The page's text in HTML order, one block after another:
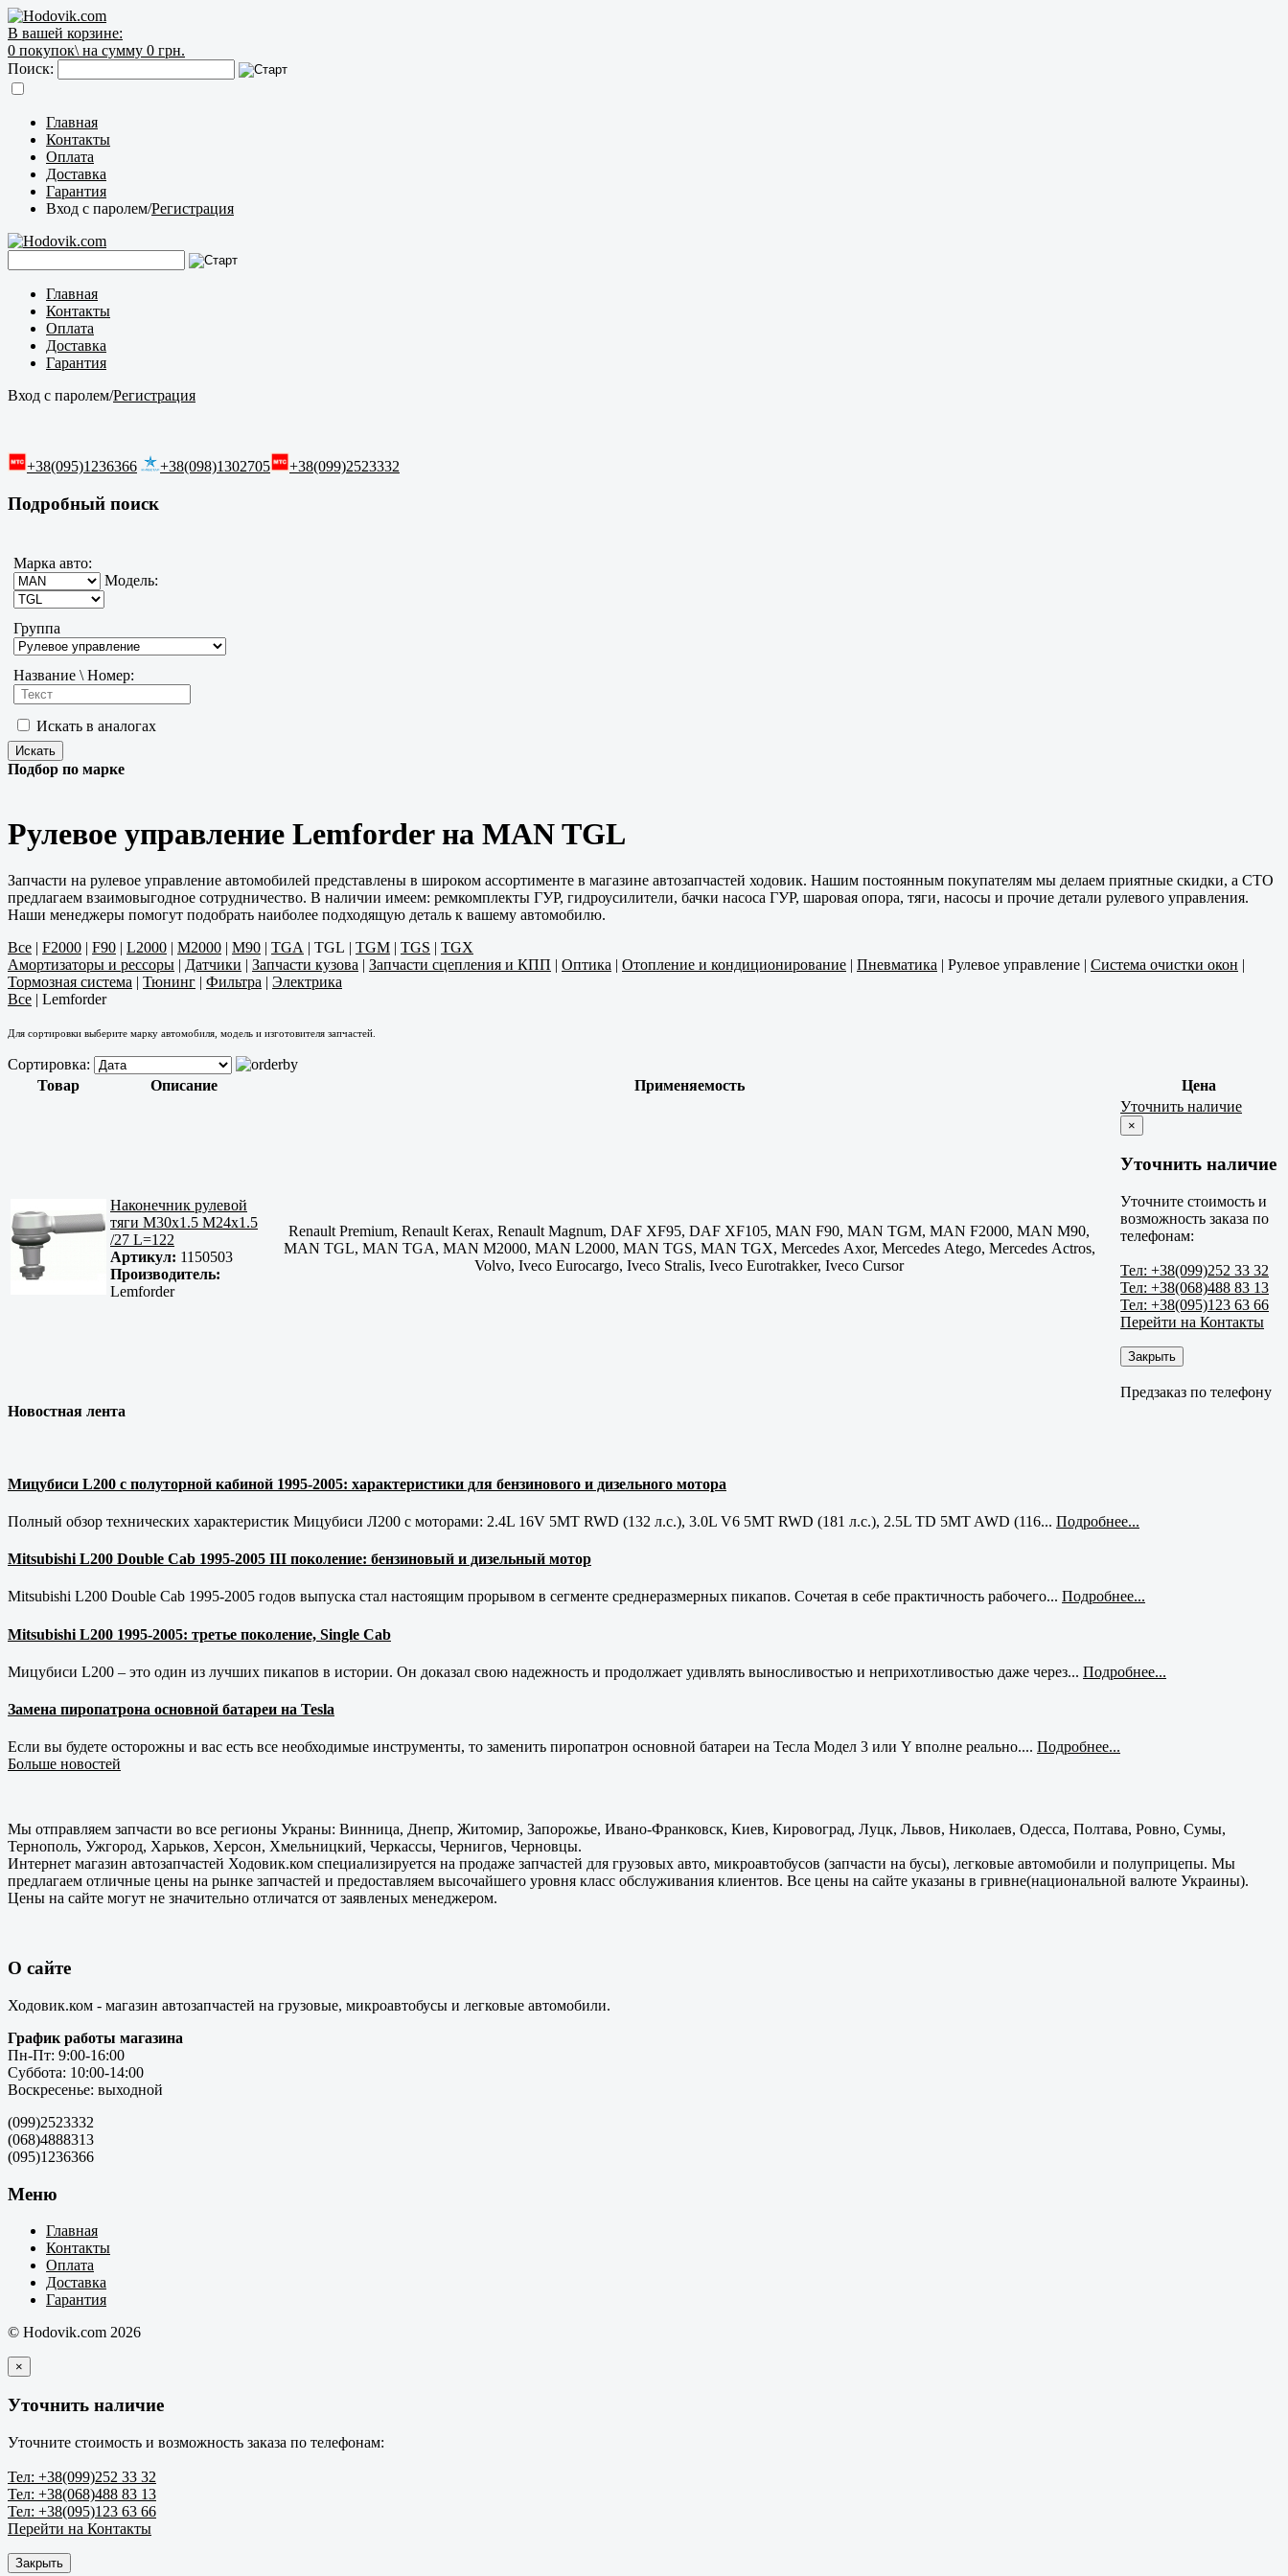
В вашей корзине:
0 покупок\ на сумму 0 грн.
Поиск:
Главная
Контакты
Оплата
Доставка
Гарантия
Вход с паролем/Регистрация
Главная
Контакты
Оплата
Доставка
Гарантия
Вход с паролем/Регистрация
+38(095)1236366 +38(098)1302705 +38(099)2523332
Подробный поиск
Марка авто:
Модель:
Группа
Название \ Номер:
Искать в аналогах
Подбор по марке
Рулевое управление Lemforder на MAN TGL
Запчасти на рулевое управление автомобилей представлены в широком ассортименте в магазине автозапчастей ходовик. Нашим постоянным покупателям мы делаем приятные скидки, а СТО
предлагаем взаимовыгодное сотрудничество. В наличии имеем: ремкомплекты ГУР, гидроусилители, бачки насоса ГУР, шаровая опора, тяги, насосы и прочие детали рулевого управления.
Наши менеджеры помогут подобрать наиболее подходящую деталь к вашему автомобилю.
Все | F2000 | F90 | L2000 | M2000 | M90 | TGA | TGL | TGM | TGS | TGX
Амортизаторы и рессоры | Датчики | Запчасти кузова | Запчасти сцепления и КПП | Оптика | Отопление и кондиционирование | Пневматика | Рулевое управление | Система очистки окон |
Тормозная система | Тюнинг | Фильтра | Электрика
Все | Lemforder
Для сортировки выберите марку автомобиля, модель и изготовителя запчастей.
Сортировка:
Товар
Описание Применяемость Цена
Наконечник рулевой
тяги M30x1.5 M24x1.5
/27 L=122
Артикул: 1150503
Производитель:
Lemforder
Renault Premium, Renault Kerax, Renault Magnum, DAF XF95, DAF XF105, MAN F90, MAN TGM, MAN F2000, MAN M90,
MAN TGL, MAN TGA, MAN M2000, MAN L2000, MAN TGS, MAN TGX, Mercedes Axor, Mercedes Atego, Mercedes Actros,
Volvo, Iveco Eurocargo, Iveco Stralis, Iveco Eurotrakker, Iveco Cursor
Уточнить наличие
×
Уточнить наличие
Уточните стоимость и
возможность заказа по
телефонам:
Тел: +38(099)252 33 32
Тел: +38(068)488 83 13
Тел: +38(095)123 63 66
Перейти на Контакты
Закрыть
Предзаказ по телефону
Новостная лента
Мицубиси L200 с полуторной кабиной 1995-2005: характеристики для бензинового и дизельного мотора
Полный обзор технических характеристик Мицубиси Л200 с моторами: 2.4L 16V 5MT RWD (132 л.с.), 3.0L V6 5MT RWD (181 л.с.), 2.5L TD 5MT AWD (116... Подробнее...
Mitsubishi L200 Double Cab 1995-2005 III поколение: бензиновый и дизельный мотор
Mitsubishi L200 Double Cab 1995-2005 годов выпуска стал настоящим прорывом в сегменте среднеразмерных пикапов. Сочетая в себе практичность рабочего... Подробнее...
Mitsubishi L200 1995-2005: третье поколение, Single Cab
Мицубиси L200 – это один из лучших пикапов в истории. Он доказал свою надежность и продолжает удивлять выносливостью и неприхотливостью даже через... Подробнее...
Замена пиропатрона основной батареи на Tesla
Если вы будете осторожны и вас есть все необходимые инструменты, то заменить пиропатрон основной батареи на Тесла Модел 3 или Y вполне реально.... Подробнее...
Больше новостей
Мы отправляем запчасти во все регионы Украны: Винница, Днепр, Житомир, Запорожье, Ивано-Франковск, Киев, Кировоград, Луцк, Львов, Николаев, Одесса, Полтава, Ровно, Сумы,
Тернополь, Ужгород, Харьков, Херсон, Хмельницкий, Черкассы, Чернигов, Черновцы.
Интернет магазин автозапчастей Ходовик.ком специализируется на продаже запчастей для грузовых авто, микроавтобусов (запчасти на бусы), легковые автомобили и полуприцепы. Мы
предлагаем отличные цены на рынке запчастей и предоставляем высочайшего уровня класс обслуживания клиентов. Все цены на сайте указаны в гривне(национальной валюте Украины).
Цены на сайте могут не значительно отличатся от заявленых менеджером.
О сайте
Ходовик.ком - магазин автозапчастей на грузовые, микроавтобусы и легковые автомобили.
График работы магазина
Пн-Пт: 9:00-16:00
Суббота: 10:00-14:00
Воскресенье: выходной
(099)2523332
(068)4888313
(095)1236366
Меню
Главная
Контакты
Оплата
Доставка
Гарантия
© Hodovik.com 2026
×
Уточнить наличие
Уточните стоимость и возможность заказа по телефонам:
Тел: +38(099)252 33 32
Тел: +38(068)488 83 13
Тел: +38(095)123 63 66
Перейти на Контакты
Закрыть